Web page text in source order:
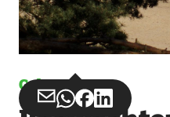
Gehen
TeilenTeilenTeilenTeilen